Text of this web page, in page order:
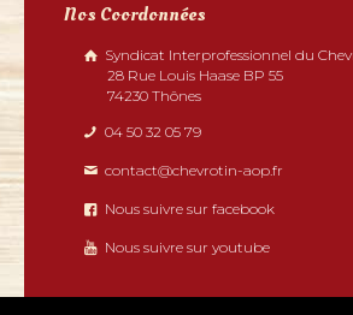
Nos Coordonnées
Syndicat Interprofessionnel du
28 Rue Louis Haase BP 55
74230 Thônes
04 50 32 05 79
contact@chevrotin-aop.fr
Nous suivre sur facebook
Nous suivre sur youtube